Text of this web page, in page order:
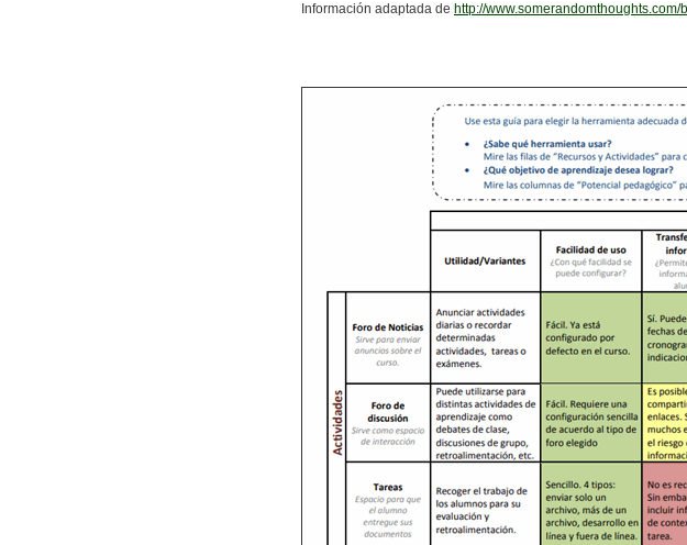
Información adaptada de http://